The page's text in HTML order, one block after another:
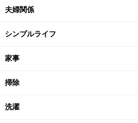
夫婦関係
シンプルライフ
家事
掃除
洗濯